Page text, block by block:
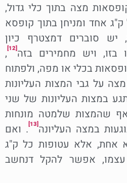
מצה בתוך כלי גדול,
אחד ומניחן בתוך קופסא
יש סוברים דמצטרף כיון
בזו, ויש מחמירים בזה[12]
,
בכלי או מפה, ולפתוח
על גבי המצות העליונות
במצות העליונות של שני
שהמצות שלמטה מונחות
במצה העליונה[13]
. ואם
אחת, אלא עטופות כל ק"ג
עצמו, אפשר להקל דנחשב